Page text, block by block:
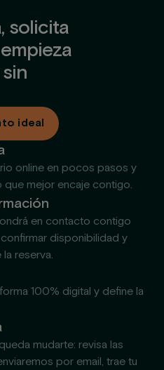
solicita
ideal
online en pocos pasos y
que mejor encaje contigo.
en contacto contigo
disponibilidad y
reserva.
100% digital y define la
mudarte: revisa las
por email, trae tu